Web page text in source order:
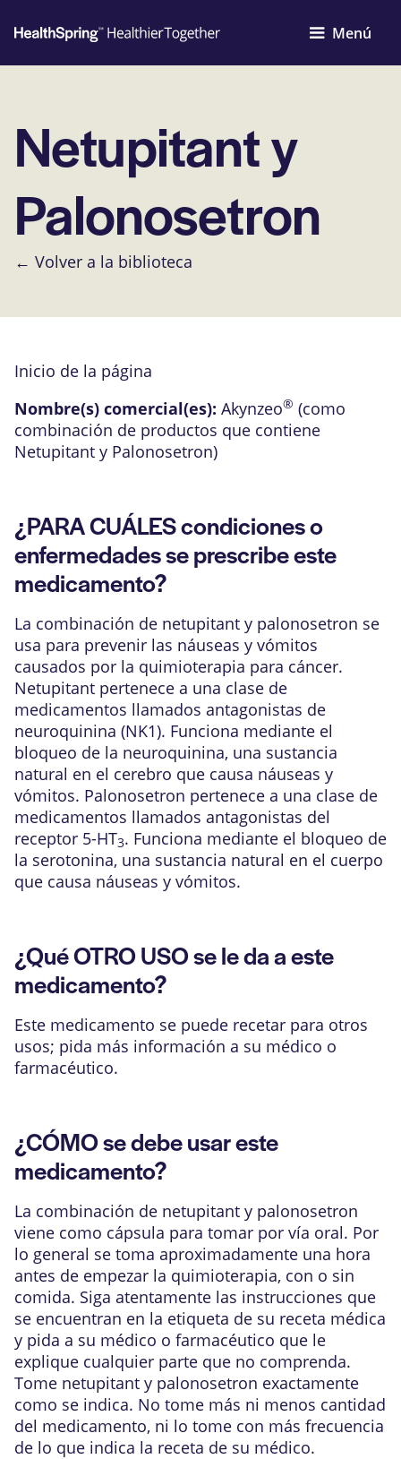
Menú
Netupitant y
Palonosetron
← Volver a la biblioteca
Inicio de la página
Nombre(s) comercial(es): Akynzeo® (como
combinación de productos que contiene
Netupitant y Palonosetron)
¿PARA CUÁLES condiciones o
enfermedades se prescribe este
medicamento?
La combinación de netupitant y palonosetron se
usa para prevenir las náuseas y vómitos
causados por la quimioterapia para cáncer.
Netupitant pertenece a una clase de
medicamentos llamados antagonistas de
neuroquinina (NK1). Funciona mediante el
bloqueo de la neuroquinina, una sustancia
natural en el cerebro que causa náuseas y
vómitos. Palonosetron pertenece a una clase de
medicamentos llamados antagonistas del
receptor 5-HT3. Funciona mediante el bloqueo de
la serotonina, una sustancia natural en el cuerpo
que causa náuseas y vómitos.
¿Qué OTRO USO se le da a este
medicamento?
Este medicamento se puede recetar para otros
usos; pida más información a su médico o
farmacéutico.
¿CÓMO se debe usar este
medicamento?
La combinación de netupitant y palonosetron
viene como cápsula para tomar por vía oral. Por
lo general se toma aproximadamente una hora
antes de empezar la quimioterapia, con o sin
comida. Siga atentamente las instrucciones que
se encuentran en la etiqueta de su receta médica
y pida a su médico o farmacéutico que le
explique cualquier parte que no comprenda.
Tome netupitant y palonosetron exactamente
como se indica. No tome más ni menos cantidad
del medicamento, ni lo tome con más frecuencia
de lo que indica la receta de su médico.